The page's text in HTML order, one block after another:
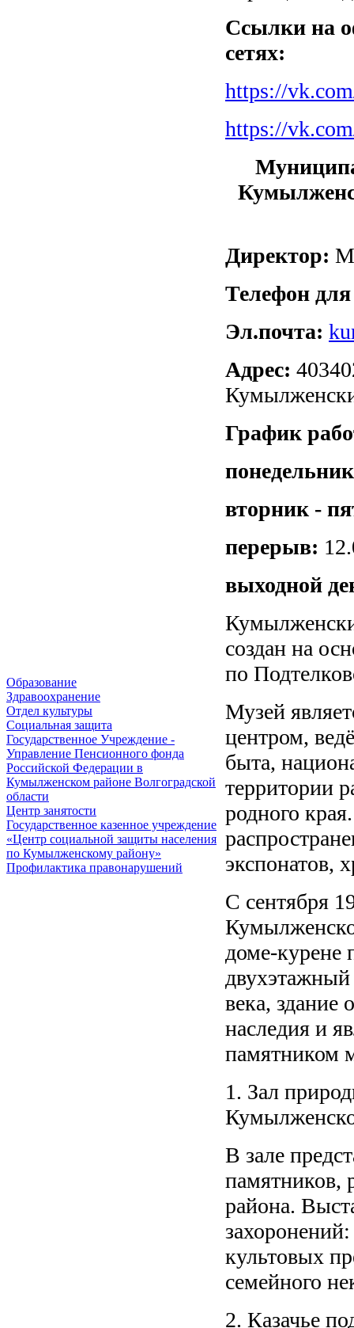
Образование
Здравоохранение
Отдел культуры
Социальная защита
Государственное Учреждение -
Управление Пенсионного фонда
Российской Федерации в
Кумылженском районе Волгоградской
области
Центр занятости
Государственное казенное учреждение
«Центр социальной защиты населения
по Кумылженскому району»
Профилактика правонарушений
Ссылки на
сетях:
https://
https://
М
Директор:
Телефон
Эл.почта:
Адрес:
График
вторник -
перерыв:
выходной
создан на
по
Музей
центром,
быта,
территории
родного
экспонатов,
С сентября
доме-
двухэтажный
века, здание
наследия и
памятником
1. Зал
В зале
памятников,
района.
культовых
семейного
2. Казачье